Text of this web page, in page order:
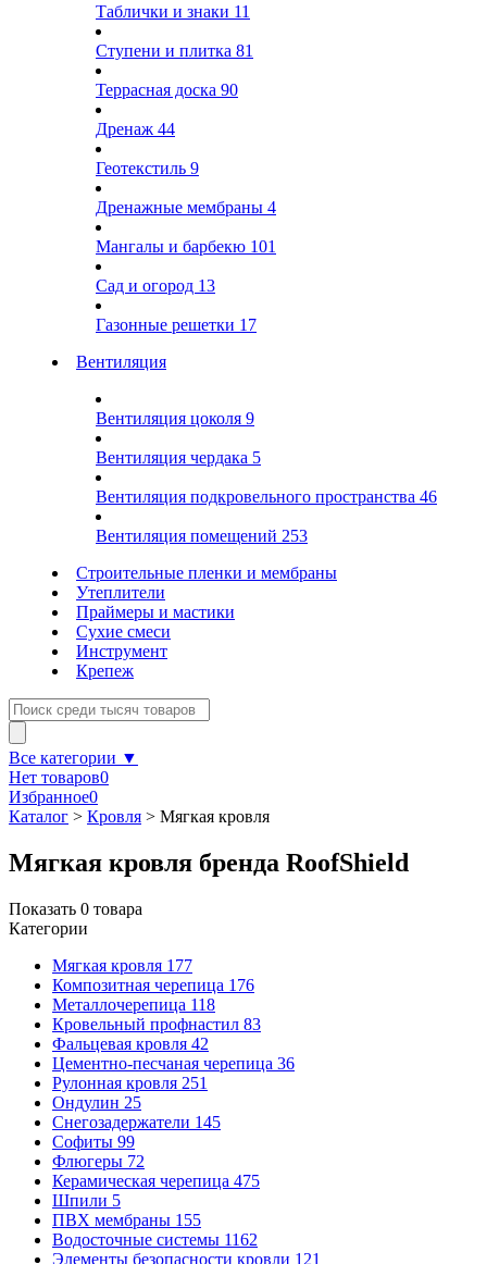
Таблички и знаки 11
Ступени и плитка 81
Террасная доска 90
Дренаж 44
Геотекстиль 9
Дренажные мембраны 4
Мангалы и барбекю 101
Сад и огород 13
Газонные решетки 17
Вентиляция
Вентиляция цоколя 9
Вентиляция чердака 5
Вентиляция подкровельного пространства 46
Вентиляция помещений 253
Строительные пленки и мембраны
Утеплители
Праймеры и мастики
Сухие смеси
Инструмент
Крепеж
Все категории ▼
Нет товаров0
Избранное0
Каталог > Кровля > Мягкая кровля
Мягкая кровля бренда RoofShield
Показать 0 товара
Категории
Мягкая кровля 177
Композитная черепица 176
Металлочерепица 118
Кровельный профнастил 83
Фальцевая кровля 42
Цементно-песчаная черепица 36
Рулонная кровля 251
Ондулин 25
Снегозадержатели 145
Софиты 99
Флюгеры 72
Керамическая черепица 475
Шпили 5
ПВХ мембраны 155
Водосточные системы 1162
Элементы безопасности кровли 121